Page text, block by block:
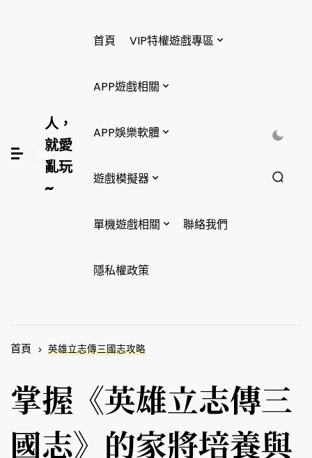
人，
就愛
亂玩
~
首頁 VIP特權遊戲專區
APP遊戲相關
APP娛樂軟體
遊戲模擬器
單機遊戲相關 聯絡我們
隱私權政策
首頁 英雄立志傳三國志攻略
掌握《英雄立志傳三
國志》的家將培養與